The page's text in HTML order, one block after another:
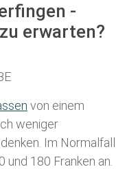
-
erwarten?
von einem
weniger
Im Normalfall
und 180 Franken an.